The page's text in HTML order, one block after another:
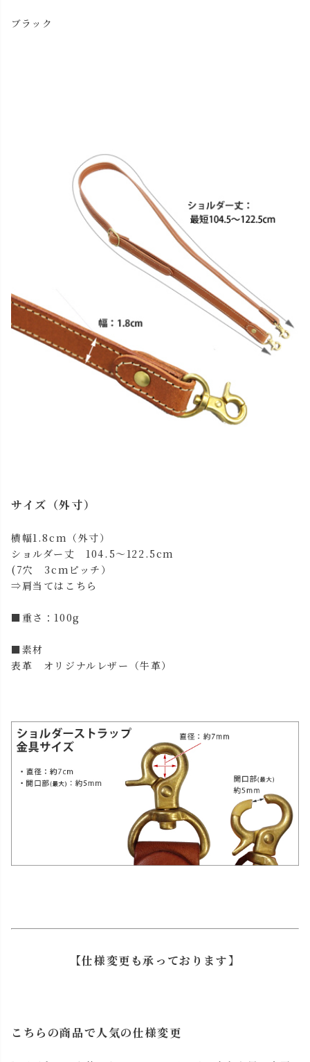
カートに入れる
カートに入れる
レッド カートに入れる
ブラック
ブラック
サイズ（外寸）
横幅1.8cm（外寸）
ショルダー丈 104.5～122.5cm
(7穴 3cmピッチ）
⇒肩当てはこちら
■重さ：100g
■素材
表革 オリジナルレザー（牛革）
【仕様変更も承っております】
こちらの商品で人気の仕様変更